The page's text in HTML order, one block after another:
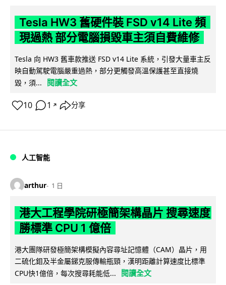
Tesla HW3 舊硬件裝 FSD v14 Lite 頻
現過熱 部分電腦損毀車主須自費維修
Tesla 向 HW3 舊車款推送 FSD v14 Lite 系統，引發大量車主反
映自動駕駛電腦嚴重過熱，部分更觸發高溫保護甚至直接燒
毀，須...
閱讀全文
10 1 ↗ 分享
人工智能
arthur 1 日
港大工程學院研極簡架構晶片 搜尋速度
勝標準 CPU 1 億倍
港大團隊研發極簡架構模擬內容尋址記憶體（CAM）晶片，用
二硫化鉬及半金屬銻克服傳輸瓶頸，漢明距離計算速度比標準
CPU快1億倍，每次搜尋耗能低...
閱讀全文